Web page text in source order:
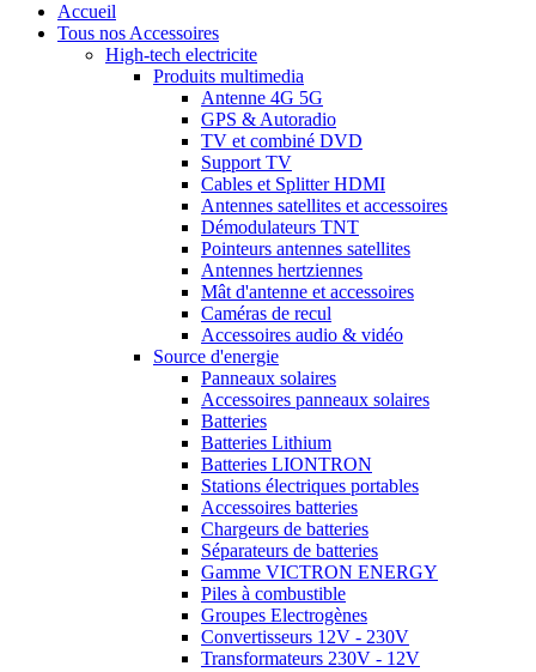
Accueil
Tous nos Accessoires
High-tech electricite
Produits multimedia
Antenne 4G 5G
GPS & Autoradio
TV et combiné DVD
Support TV
Cables et Splitter HDMI
Antennes satellites et accessoires
Démodulateurs TNT
Pointeurs antennes satellites
Antennes hertziennes
Mât d'antenne et accessoires
Caméras de recul
Accessoires audio & vidéo
Source d'energie
Panneaux solaires
Accessoires panneaux solaires
Batteries
Batteries Lithium
Batteries LIONTRON
Stations électriques portables
Accessoires batteries
Chargeurs de batteries
Séparateurs de batteries
Gamme VICTRON ENERGY
Piles à combustible
Groupes Electrogènes
Convertisseurs 12V - 230V
Transformateurs 230V - 12V